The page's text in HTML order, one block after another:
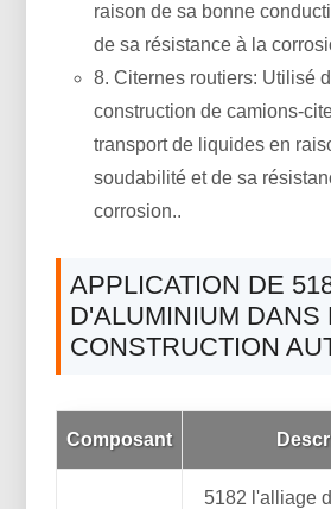
raison de sa bonne
de sa résistance à la
8. Citernes routiers: Utilisé
construction de camions-
transport de liquides en
soudabilité et de sa
corrosion..
APPLICATION DE
D'ALUMINIUM DANS
CONSTRUCTION
Composant
5182 l'alliage